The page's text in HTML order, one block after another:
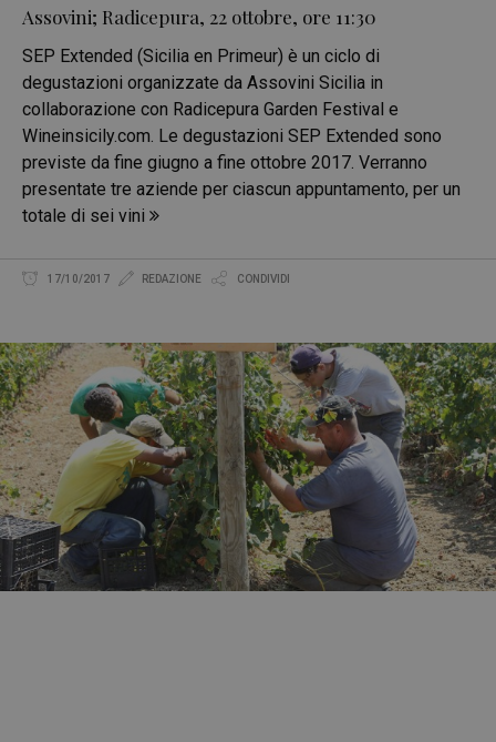
Assovini; Radicepura, 22 ottobre, ore 11:30
SEP Extended (Sicilia en Primeur) è un ciclo di
degustazioni organizzate da Assovini Sicilia in
collaborazione con Radicepura Garden Festival e
Wineinsicily.com. Le degustazioni SEP Extended sono
previste da fine giugno a fine ottobre 2017. Verranno
presentate tre aziende per ciascun appuntamento, per un
totale di sei vini
17/10/2017 REDAZIONE CONDIVIDI